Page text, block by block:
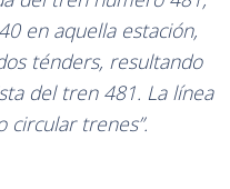
en aquella estación,
ténders, resultando
del tren 481. La línea
circular trenes”.